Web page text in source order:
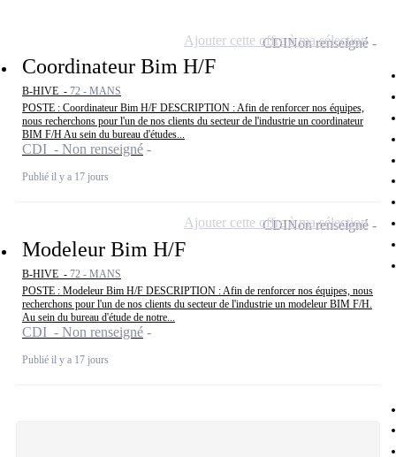
Coordinateur Bim H/F
B-HIVE - 72 - MANS
POSTE : Coordinateur Bim H/F DESCRIPTION : Afin de renforcer nos équipes,
nous recherchons pour l'un de nos clients du secteur de l'industrie un coordinateur
BIM F/H Au sein du bureau d'études...
CDI - Non renseigné
Publié il y a 17 jours
CDINon renseigné
Ajouter cette offre à ma sélection
Modeleur Bim H/F
B-HIVE - 72 - MANS
POSTE : Modeleur Bim H/F DESCRIPTION : Afin de renforcer nos équipes, nous
recherchons pour l'un de nos clients du secteur de l'industrie un modeleur BIM F/H.
Au sein du bureau d'étude de notre...
CDI - Non renseigné
Publié il y a 17 jours
CDINon renseigné
Ajouter cette offre à ma sélection